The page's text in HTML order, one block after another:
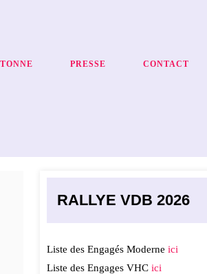
PRESSE CONTACT
RALLYE VDB 2026
Liste des Engagés Moderne ici
Liste des Engages VHC ici